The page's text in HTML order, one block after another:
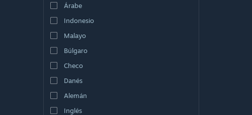
Árabe
Indonesio
Malayo
Búlgaro
Checo
Danés
Alemán
Inglés